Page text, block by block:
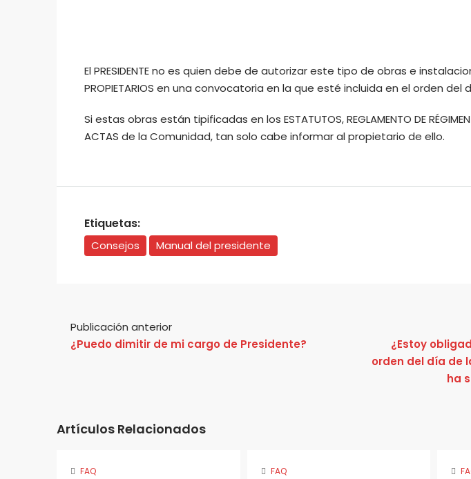
El PRESIDENTE no es quien debe de autorizar este tipo de obras e
PROPIETARIOS en una convocatoria en la que esté incluida en el orden del
Si estas obras están tipificadas en los ESTATUTOS, REGLAMENTO DE
ACTAS de la Comunidad, tan solo cabe informar al propietario de ello.
Etiquetas:
Consejos Manual del presidente
Publicación anterior
¿Puedo dimitir de mi cargo de Presidente?
¿Estoy
orden del día de
ha
Artículos Relacionados
FAQ FAQ